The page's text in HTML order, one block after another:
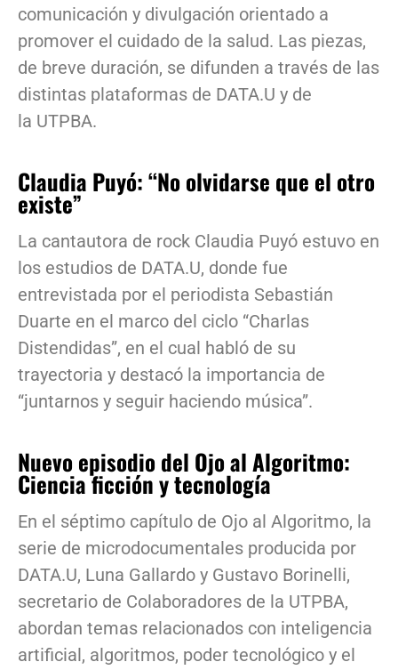
comunicación y divulgación orientado a
promover el cuidado de la salud. Las piezas,
de breve duración, se difunden a través de las
distintas plataformas de DATA.U y de
la UTPBA.
Claudia Puyó: “No olvidarse que el otro
existe”
La cantautora de rock Claudia Puyó estuvo en
los estudios de DATA.U, donde fue
entrevistada por el periodista Sebastián
Duarte en el marco del ciclo “Charlas
Distendidas”, en el cual habló de su
trayectoria y destacó la importancia de
“juntarnos y seguir haciendo música”.
Nuevo episodio del Ojo al Algoritmo:
Ciencia ficción y tecnología
En el séptimo capítulo de Ojo al Algoritmo, la
serie de microdocumentales producida por
DATA.U, Luna Gallardo y Gustavo Borinelli,
secretario de Colaboradores de la UTPBA,
abordan temas relacionados con inteligencia
artificial, algoritmos, poder tecnológico y el